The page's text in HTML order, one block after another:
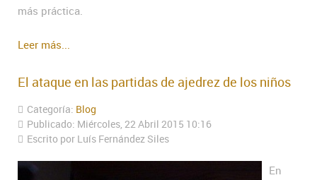
más práctica.
Leer más...
El ataque en las partidas de ajedrez de los niños
Categoría: Blog
Publicado: Miércoles, 22 Abril 2015 10:16
Escrito por Luís Fernández Siles
En